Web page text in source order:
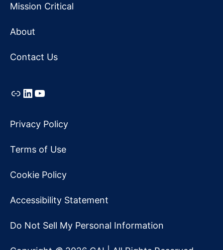
Mission Critical
About
Contact Us
LinkLinkedIn
YouTube
Privacy Policy
Terms of Use
Cookie Policy
Accessibility Statement
Do Not Sell My Personal Information